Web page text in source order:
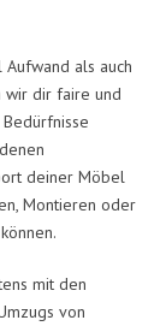
als auch
wir dir faire und
deiner Möbel
Montieren oder
mit den
von